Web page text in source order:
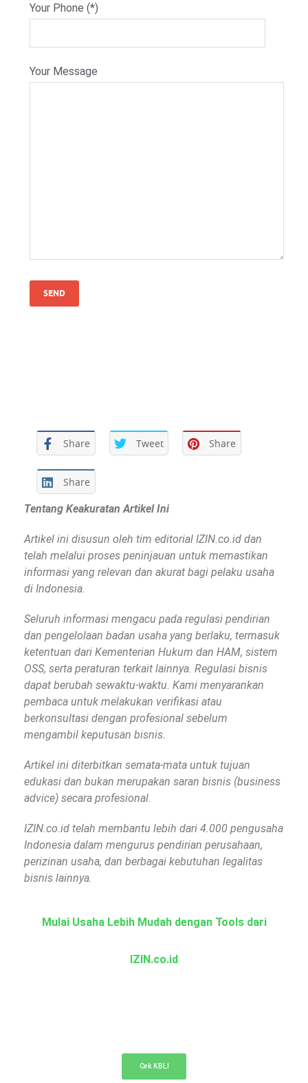
Your Phone (*)
Your Message
Share Tweet Share
Share
Tentang Keakuratan Artikel Ini
Artikel ini disusun oleh tim editorial IZIN.co.id dan
telah melalui proses peninjauan untuk memastikan
informasi yang relevan dan akurat bagi pelaku usaha
di Indonesia.
Seluruh informasi mengacu pada regulasi pendirian
dan pengelolaan badan usaha yang berlaku, termasuk
ketentuan dari Kementerian Hukum dan HAM, sistem
OSS, serta peraturan terkait lainnya. Regulasi bisnis
dapat berubah sewaktu-waktu. Kami menyarankan
pembaca untuk melakukan verifikasi atau
berkonsultasi dengan profesional sebelum
mengambil keputusan bisnis.
Artikel ini diterbitkan semata-mata untuk tujuan
edukasi dan bukan merupakan saran bisnis (business
advice) secara profesional.
IZIN.co.id telah membantu lebih dari 4.000 pengusaha
Indonesia dalam mengurus pendirian perusahaan,
perizinan usaha, dan berbagai kebutuhan legalitas
bisnis lainnya.
Mulai Usaha Lebih Mudah dengan Tools dari
IZIN.co.id
Cek KBLI